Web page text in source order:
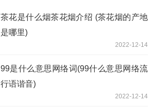
茶花是什么烟茶花烟介绍 (茶花烟的产地
是哪里)
2022-12-14
99是什么意思网络词(99什么意思网络流
行语谐音)
2022-12-14